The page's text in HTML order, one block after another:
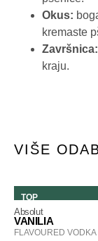
Okus:
kremaste
Završnica:
kraju.
VIŠE OD
TOP
Absolut
VANILIA
FLAVOURED VODKA